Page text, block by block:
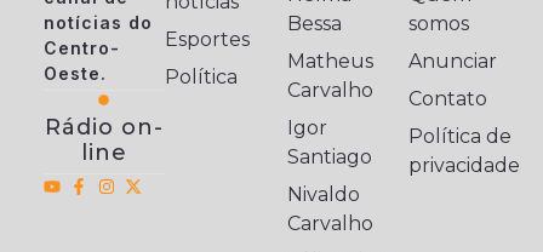
notícias do
Centro-
Oeste.
Rádio on-
line
Esportes
Política
Bessa
Matheus
Carvalho
Igor
Santiago
Nivaldo
Carvalho
somos
Anunciar
Contato
Política de
privacidade